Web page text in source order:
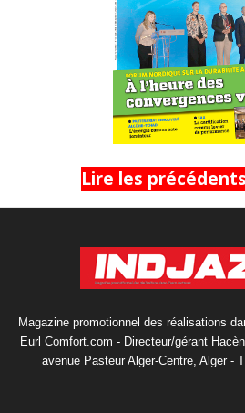
Lire les
Magazine promotionnel des réalisations
Eurl Comfort.com - Directeur/gérant
avenue Pasteur Alger-Centre, Alger -